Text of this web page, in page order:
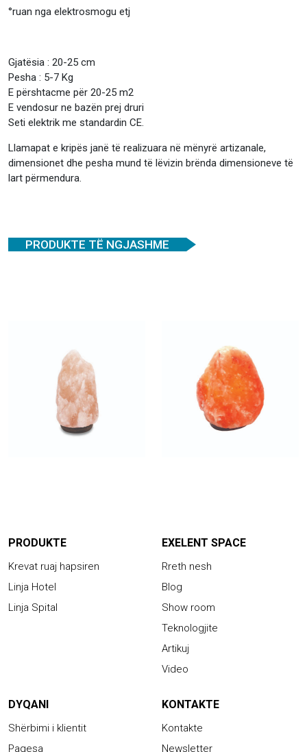
°ruan nga elektrosmogu etj
Gjatësia : 20-25 cm
Pesha : 5-7 Kg
E përshtacme për 20-25 m2
E vendosur ne bazën prej druri
Seti elektrik me standardin CE.
Llamapat e kripës janë të realizuara në mënyrë artizanale,
dimensionet dhe pesha mund të lëvizin brënda dimensioneve të
lart përmendura.
PRODUKTE TË NGJASHME
PRODUKTE
Krevat ruaj hapsiren
Linja Hotel
Linja Spital
EXELENT SPACE
Rreth nesh
Blog
Show room
Teknologjite
Artikuj
Video
DYQANI
Shërbimi i klientit
Pagesa
KONTAKTE
Kontakte
Newsletter